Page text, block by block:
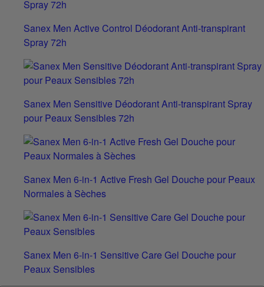
Sanex Men Active Control Déodorant Anti-transpirant
Spray 72h
Sanex Men Sensitive Déodorant Anti-transpirant Spray
pour Peaux Sensibles 72h
Sanex Men 6-in-1 Active Fresh Gel Douche pour Peaux
Normales à Sèches
Sanex Men 6-in-1 Sensitive Care Gel Douche pour
Peaux Sensibles